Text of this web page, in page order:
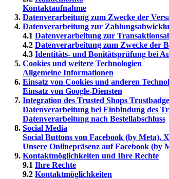
Kontaktaufnahme
3. Datenverarbeitung zum Zwecke der
4. Datenverarbeitung zur
4.1 Datenverarbeitung zur
4.2 Datenverarbeitung zum Zwecke der
4.3 Identitäts- und Bonitätsprüfung bei
5. Cookies und weitere Technologien
Allgemeine Informationen
6. Einsatz von Cookies und anderen
Einsatz von Google-Diensten
7. Integration des Trusted Shops
Datenverarbeitung bei Einbindung des
Datenverarbeitung nach Bestellabschluss
8. Social Media
Social Buttons von Facebook (by Meta),
Unsere Onlinepräsenz auf Facebook (by
9. Kontaktmöglichkeiten und Ihre Rechte
9.1 Ihre Rechte
9.2 Kontaktmöglichkeiten